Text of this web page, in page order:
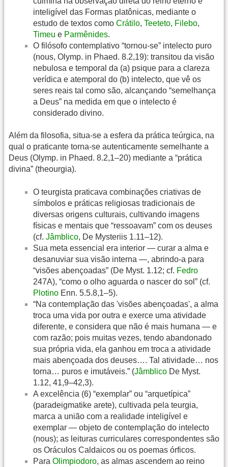
inteligível das Formas platônicas, mediante o
estudo de textos como Crátilo, Teeteto, Filebo,
Timeu e Parmênides.
O filósofo contemplativo “tornou-se” intelecto puro
(nous, Olymp. in Phaed. 8.2,19): transitou da visão
nebulosa e temporal da (a) psique para a clareza
verídica e atemporal do (b) intelecto, que vê os
seres reais tal como são, alcançando “semelhança
a Deus” na medida em que o intelecto é
considerado divino.
Além da filosofia, situa-se a esfera da prática teúrgica, na
qual o praticante torna-se autenticamente semelhante a
Deus (Olymp. in Phaed. 8.2,1–20) mediante a “prática
divina” (theourgia).
O teurgista praticava combinações criativas de
símbolos e práticas religiosas tradicionais de
diversas origens culturais, cultivando imagens
físicas e mentais que “ressoavam” com os deuses
(cf. Jâmblico, De Mysteriis 1.11–12).
Sua meta essencial era interior — curar a alma e
desanuviar sua visão interna —, abrindo-a para
“visões abençoadas” (De Myst. 1.12; cf. Fedro
247A), “como o olho aguarda o nascer do sol” (cf.
Plotino Enn. 5.5.8,1–5).
“Na contemplação das 'visões abençoadas', a alma
troca uma vida por outra e exerce uma atividade
diferente, e considera que não é mais humana — e
com razão; pois muitas vezes, tendo abandonado
sua própria vida, ela ganhou em troca a atividade
mais abençoada dos deuses…. Tal atividade… nos
torna… puros e imutáveis.” (Jâmblico De Myst.
1.12, 41,9–42,3).
A excelência (6) “exemplar” ou “arquetípica”
(paradeigmatike arete), cultivada pela teurgia,
marca a união com a realidade inteligível e
exemplar — objeto de contemplação do intelecto
(nous); as leituras curriculares correspondentes são
os Oráculos Caldaicos ou os poemas órficos.
Para Olimpiodoro, as almas ascendem ao reino